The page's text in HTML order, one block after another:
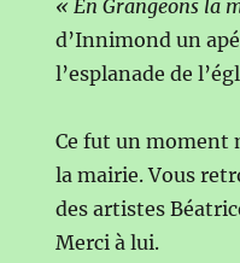
« En Grangeons la
d’Innimond un
l’esplanade de
Ce fut un moment
la mairie. Vous
des artistes
Merci à lui.